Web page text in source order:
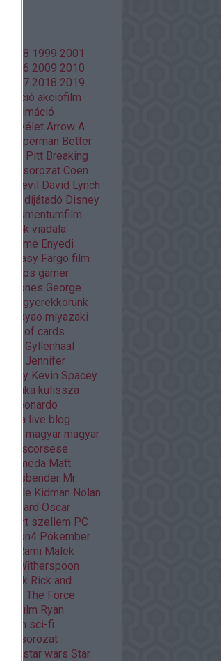
1998 1999 2001
2006 2009 2010
2017 2018 2019
akció akciófilm
animáció
Aranyélet Arrow A
V Superman Better
Brad Pitt Breaking
cikksorozat Coen
David Lynch
díjátadó Disney
dokumentumfilm
Éhezők viadala
Game Enyedi
fantasy Fargo film
fps gamer
thrones George
gyerekkorunk
hayao miyazaki
of cards
Jake Gyllenhaal
Jennifer
Kevin Spacey
kritika kulissza
Leonardo
lista live blog
magyar magyar
scorsese
Matt
Fassbender Mr.
Nicole Kidman Nolan
Card Oscar
zárt szellem PC
Pókember
Rami Malek
Witherspoon
Rick and
to The Force
rövidfilm Ryan
sci-fi
sorozat
star wars Star